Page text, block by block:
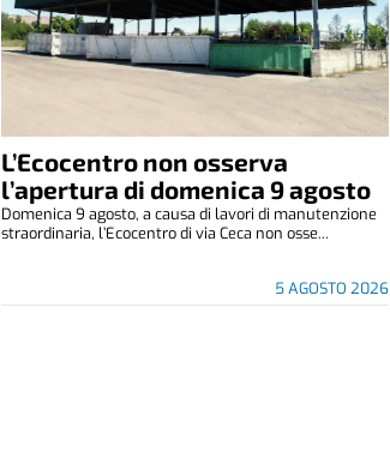
L’Ecocentro non osserva
l’apertura di domenica 9 agosto
5 AGOSTO 2026
Domenica 9 agosto, a causa di lavori di manutenzione
straordinaria, l’Ecocentro di via Ceca non osse...